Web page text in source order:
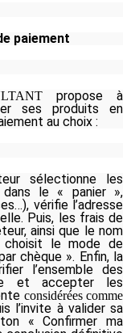
paiement
propose à
ses produits en
au choix :
sélectionne les
dans le « panier »,
vérifie l’adresse
Puis, les frais de
ainsi que le nom
choisit le mode de
chèque ». Enfin, la
l’ensemble des
et accepter les
considérées comme
l’invite à valider sa
« Confirmer ma